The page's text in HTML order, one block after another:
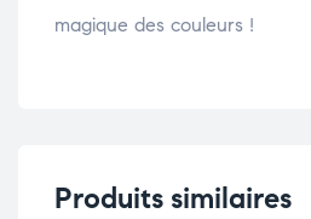
magique des couleurs !
Produits similaires